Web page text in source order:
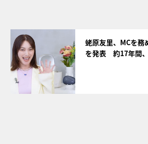
蛯原友里、MCを
を発表 約17年間